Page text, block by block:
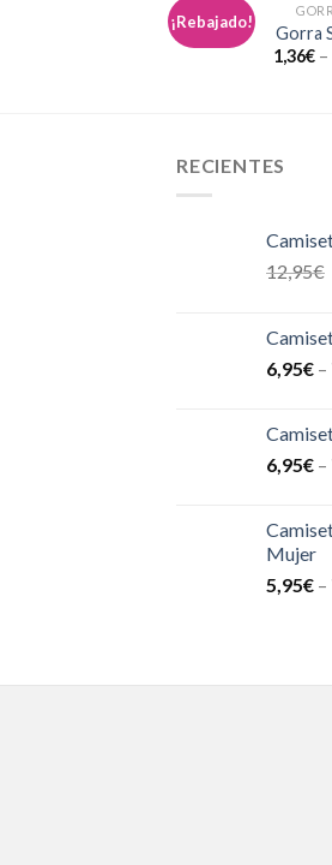
¡Rebajado!
Gorra
1,36€ –
RECIENTES
12,95€
6,95€ –
6,95€ –
Mujer
5,95€ –